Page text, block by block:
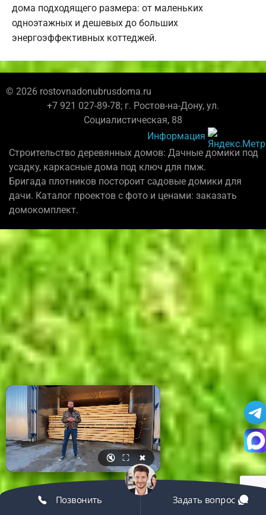
дома подходящего размера: от маленьких
одноэтажных и дешевых до больших
энергоэффективных коттеджей.
© 2026 rostovnadonubrusdoma.ru
+7 921 027-89-78; г. Ростов-на-Дону, ул.
Социалистическая, 88
Информация
Строительство деревянных домов: Дачные домики под
усадку, каркасные дома под ключ для пмж.
Бригада плотников постороит садовые домики для
дачи. Каталог проектов с фото и ценами: заказать
домокомплект.
🔇 ⛶ ✖
Позвонить Задать вопрос